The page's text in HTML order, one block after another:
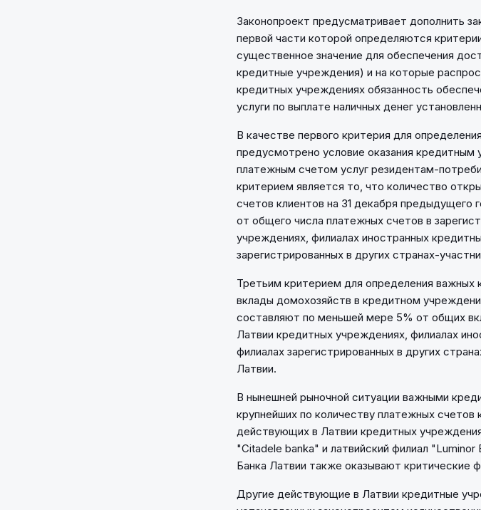
Законопроект предусматривает дополнить
первой части которой определяются
существенное значение для обеспечения
кредитные учреждения) и на которые
кредитных учреждениях обязанность
услуги по выплате наличных денег
В качестве первого критерия для
предусмотрено условие оказания кредитным
платежным счетом услуг резидентам-
критерием является то, что количество
счетов клиентов на 31 декабря
от общего числа платежных счетов в
учреждениях, филиалах иностранных
зарегистрированных в других странах-
Третьим критерием для определения важных
вклады домохозяйств в кредитном
составляют по меньшей мере 5% от общих
Латвии кредитных учреждениях, филиалах
филиалах зарегистрированных в других
Латвии.
В нынешней рыночной ситуации важными
крупнейших по количеству платежных
действующих в Латвии кредитных
"Citadele banka" и латвийский филиал
Банка Латвии также оказывают критические
Другие действующие в Латвии кредитные